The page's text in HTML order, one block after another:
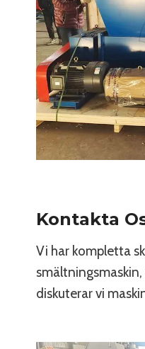
Kontakta
Vi har kompletta
diskuterar vi